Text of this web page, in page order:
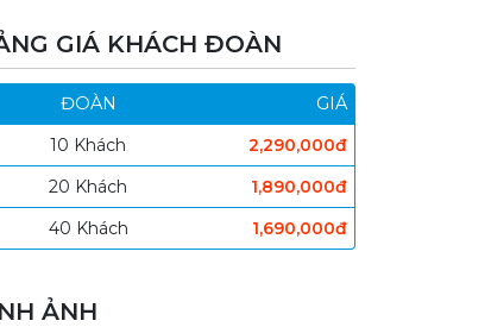
GIÁ KHÁCH ĐOÀN
ĐOÀN
GIÁ
10 Khách
2,290,000đ
20 Khách
1,890,000đ
40 Khách 1,690,000đ
ẢNH